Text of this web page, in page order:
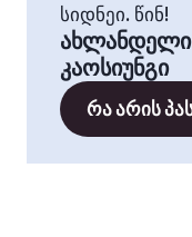
სიდნეი. წინ!
კაოსიუნგი
რა არის